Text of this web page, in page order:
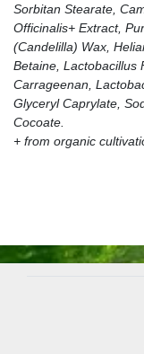
Sorbitan Stearate,
Officinalis+ Extract,
(Candelilla) Wax,
Betaine, Lactobacillus
Carrageenan,
Glyceryl Caprylate,
Cocoate.
+ from organic